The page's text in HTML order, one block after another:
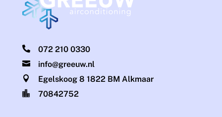
 072 210 0330
 info@greeuw.nl
 Egelskoog 8 1822 BM Alkmaar
 70842752